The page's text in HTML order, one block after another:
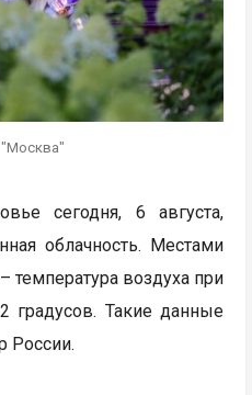
сегодня, 6 августа,
облачность. Местами
температура воздуха при
градусов. Такие данные
России.